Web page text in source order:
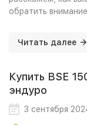
обратить
Читать далее
Купить BSE
эндуро
3 сентября